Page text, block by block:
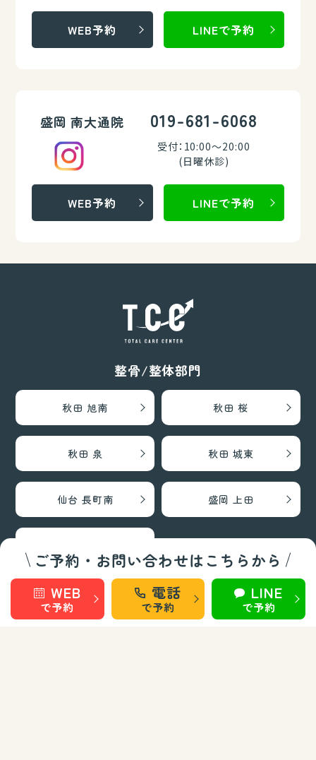
ご予約・お問い合わせはこちらから
WEB
で予約
電話
で予約
LINE
で予約
WEB予約 LINEで予約
盛岡 南大通院 019-681-6068
受付：10:00～20:00
(日曜休診)
WEB予約 LINEで予約
整骨/整体部門
秋田 旭南 秋田 桜
秋田 泉 秋田 城東
仙台 長町南 盛岡 上田
巻き爪矯正・フットケア部門